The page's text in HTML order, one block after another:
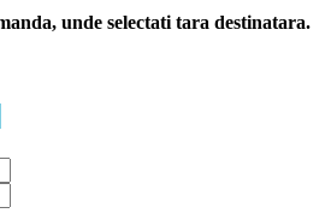
unde selectati tara destinatara.